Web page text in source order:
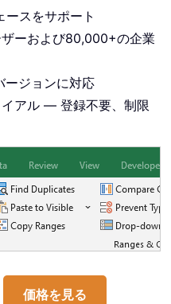
スをサポート
ーおよび80,000+の企業
ージョンに対応
アル — 登録不要、制限
価格を見る